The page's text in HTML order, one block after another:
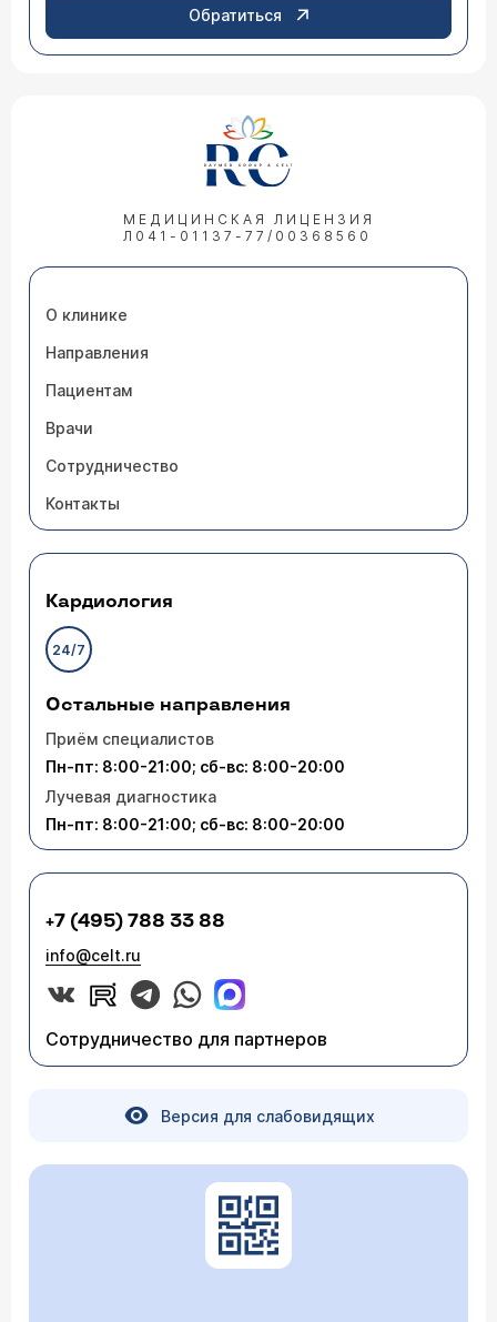
Обратиться
МЕДИЦИНСКАЯ ЛИЦЕНЗИЯ
Л041-01137-77/00368560
О клинике
Направления
Пациентам
Врачи
Сотрудничество
Контакты
Кардиология
24/7
Остальные направления
Приём специалистов
Пн-пт: 8:00-21:00; сб-вс: 8:00-20:00
Лучевая диагностика
Пн-пт: 8:00-21:00; сб-вс: 8:00-20:00
+7 (495) 788 33 88
info@celt.ru
Сотрудничество для партнеров
Версия для слабовидящих